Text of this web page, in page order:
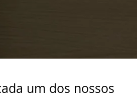
um dos nossos